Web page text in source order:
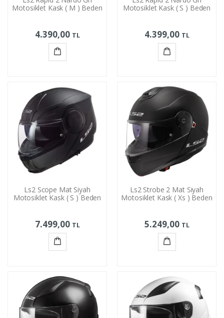
Motosiklet Kask ( M ) Beden
4.390,00 TL
Motosiklet Kask ( S ) Beden
4.399,00 TL
Ekle
Ls2 Scope Mat Siyah
Motosiklet Kask ( S ) Beden
7.499,00 TL
Ekle
Ls2 Strobe 2 Mat Siyah
Motosiklet Kask ( Xs ) Beden
5.249,00 TL
Ekle